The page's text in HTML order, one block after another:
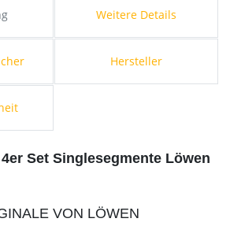
Weitere Details
Hersteller
Set Singlesegmente Löwen
VON LÖWEN